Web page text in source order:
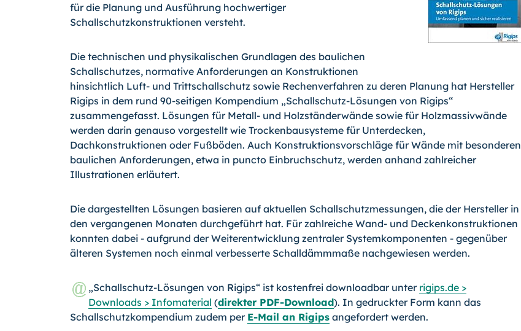
für die Planung und Ausführung hochwertiger
Schallschutzkonstruktionen versteht.
Die technischen und physikalischen Grundlagen des baulichen
Schallschutzes, normative Anforderungen an Konstruktionen
hinsichtlich Luft- und Trittschallschutz sowie Rechenverfahren zu deren Planung hat Hersteller
Rigips in dem rund 90-seitigen Kompendium „Schallschutz-Lösungen von Rigips“
zusammengefasst. Lösungen für Me­tall- und Holzständerwände sowie für Holzmassivwände
werden darin genauso vorge­stellt wie Trockenbausysteme für Unterdecken,
Dachkonstruktionen oder Fußböden. Auch Konstruktionsvorschläge für Wände mit besonderen
baulichen Anforderungen, etwa in puncto Einbruchschutz, werden anhand zahlreicher
Illustrationen erläutert.
Die dargestellten Lösungen basieren auf aktuellen Schallschutzmessungen, die der Hersteller in
den vergangenen Monaten durchgeführt hat. Für zahlreiche Wand- und Deckenkonstruktionen
konnten dabei - aufgrund der Weiterentwicklung zentraler Sys­temkomponenten - gegenüber
älteren Systemen noch einmal verbesserte Schall­dämmmaße nachgewiesen werden.
„Schallschutz-Lösungen von Rigips“ ist kostenfrei downloadbar unter rigips.de >
Downloads > Infomaterial (direkter PDF-Download). In gedruckter Form kann das
Schallschutzkompendium zudem per E-Mail an Rigips angefordert werden.